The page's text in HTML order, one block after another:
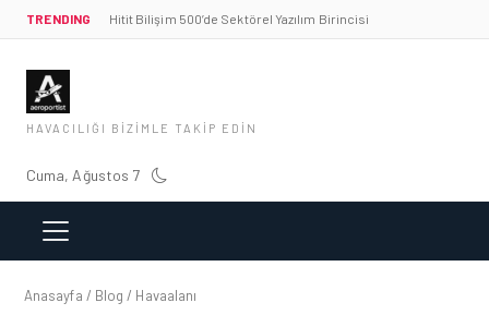
TRENDING Hitit Bilişim 500’de Sektörel Yazılım Birincisi
HAVACILIĞI BIZIMLE TAKIP EDIN
Cuma, Ağustos 7
Anasayfa / Blog / Havaalanı